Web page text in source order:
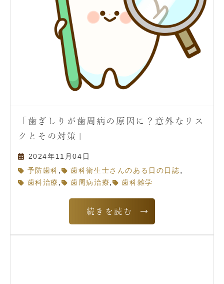
「歯ぎしりが歯周病の原因に？意外なリス
クとその対策」
2024年11月04日
予防歯科 , 歯科衛生士さんのある日の日誌 ,
歯科治療 , 歯周病治療 , 歯科雑学
続きを読む